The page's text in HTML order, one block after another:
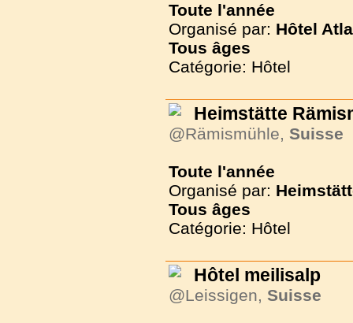
Toute l'année
Organisé par: Hôtel
Tous âges
Catégorie: Hôtel
Heimstätte
@Rämismühle, Suisse
Toute l'année
Organisé par:
Tous âges
Catégorie: Hôtel
Hôtel meilisalp
@Leissigen, Suisse